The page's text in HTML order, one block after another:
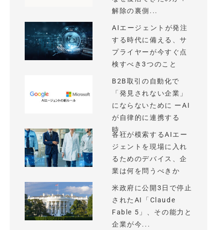
解除の裏側...
AIエージェントが発注
する時代に備える、サ
プライヤーが今すぐ点
検すべき3つのこと
B2B取引の自動化で
「発見されない企業」
にならないために ーAI
が自律的に連携する
時...
各社が模索するAIエー
ジェントを現場に入れ
るためのデバイス、企
業は何を問うべきか
米政府に公開3日で停止
されたAI「Claude
Fable 5」、その能力と
企業が今...